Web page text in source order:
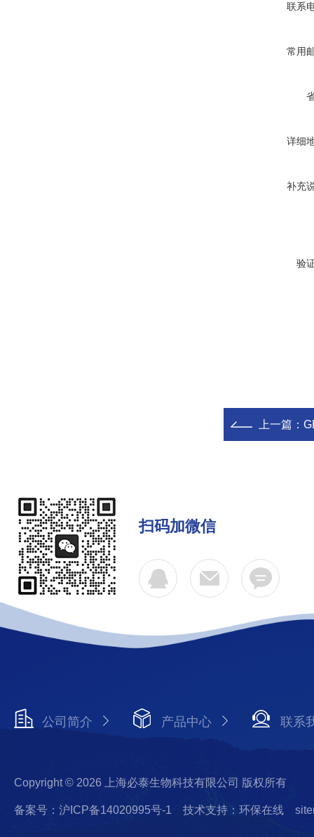
联系
常用
详细
补充
验
上一篇：
扫码加微信
公司简介 产品中心 联系
Copyright © 2026 上海必泰生物科技有限公司 版权所有
备案号：沪ICP备14020995号-1 技术支持：环保在线